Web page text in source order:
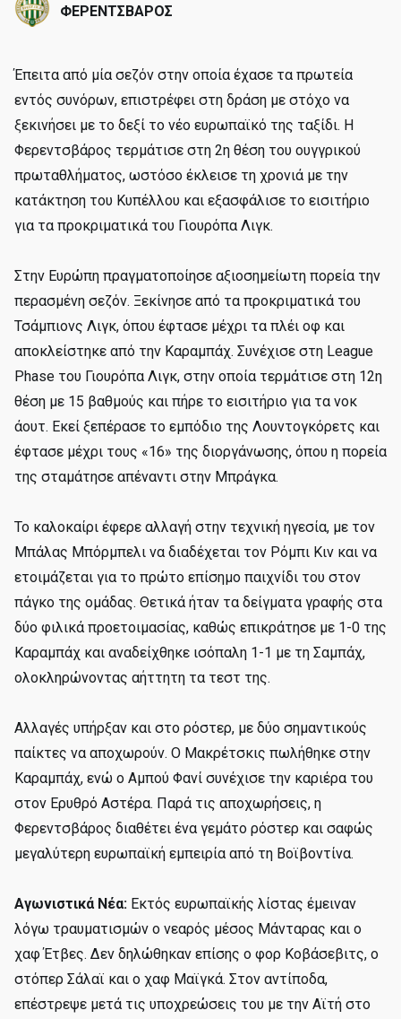
ΦΕΡΕΝΤΣΒΑΡΟΣ
Έπειτα από μία σεζόν στην οποία έχασε τα πρωτεία
εντός συνόρων, επιστρέφει στη δράση με στόχο να
ξεκινήσει με το δεξί το νέο ευρωπαϊκό της ταξίδι. Η
Φερεντσβάρος τερμάτισε στη 2η θέση του ουγγρικού
πρωταθλήματος, ωστόσο έκλεισε τη χρονιά με την
κατάκτηση του Κυπέλλου και εξασφάλισε το εισιτήριο
για τα προκριματικά του Γιουρόπα Λιγκ.
Στην Ευρώπη πραγματοποίησε αξιοσημείωτη πορεία την
περασμένη σεζόν. Ξεκίνησε από τα προκριματικά του
Τσάμπιονς Λιγκ, όπου έφτασε μέχρι τα πλέι οφ και
αποκλείστηκε από την Καραμπάχ. Συνέχισε στη League
Phase του Γιουρόπα Λιγκ, στην οποία τερμάτισε στη 12η
θέση με 15 βαθμούς και πήρε το εισιτήριο για τα νοκ
άουτ. Εκεί ξεπέρασε το εμπόδιο της Λουντογκόρετς και
έφτασε μέχρι τους «16» της διοργάνωσης, όπου η πορεία
της σταμάτησε απέναντι στην Μπράγκα.
Το καλοκαίρι έφερε αλλαγή στην τεχνική ηγεσία, με τον
Μπάλας Μπόρμπελι να διαδέχεται τον Ρόμπι Κιν και να
ετοιμάζεται για το πρώτο επίσημο παιχνίδι του στον
πάγκο της ομάδας. Θετικά ήταν τα δείγματα γραφής στα
δύο φιλικά προετοιμασίας, καθώς επικράτησε με 1-0 της
Καραμπάχ και αναδείχθηκε ισόπαλη 1-1 με τη Σαμπάχ,
ολοκληρώνοντας αήττητη τα τεστ της.
Αλλαγές υπήρξαν και στο ρόστερ, με δύο σημαντικούς
παίκτες να αποχωρούν. Ο Μακρέτσκις πωλήθηκε στην
Καραμπάχ, ενώ ο Αμπού Φανί συνέχισε την καριέρα του
στον Ερυθρό Αστέρα. Παρά τις αποχωρήσεις, η
Φερεντσβάρος διαθέτει ένα γεμάτο ρόστερ και σαφώς
μεγαλύτερη ευρωπαϊκή εμπειρία από τη Βοϊβοντίνα.
Αγωνιστικά Νέα: Εκτός ευρωπαϊκής λίστας έμειναν
λόγω τραυματισμών ο νεαρός μέσος Μάνταρας και ο
χαφ Έτβες. Δεν δηλώθηκαν επίσης ο φορ Κοβάσεβιτς, ο
στόπερ Σάλαϊ και ο χαφ Μαϊγκά. Στον αντίποδα,
επέστρεψε μετά τις υποχρεώσεις του με την Αϊτή στο